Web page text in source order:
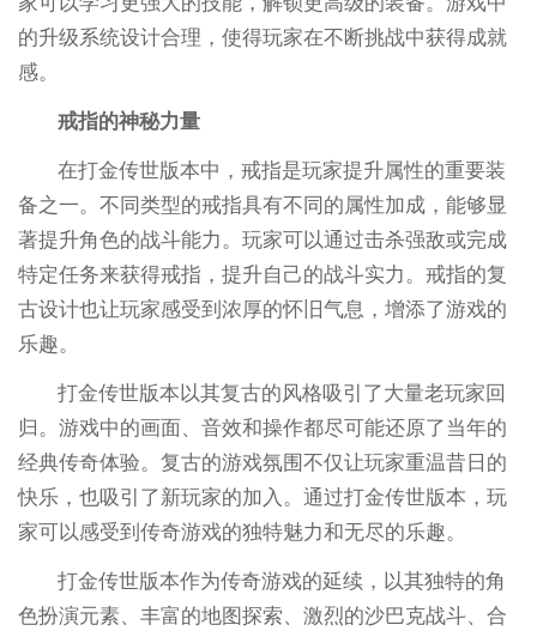
的升级系统设计合理，使得玩家在不断挑战中获得成就
感。
戒指的神秘力量
在打金传世版本中，戒指是玩家提升属性的重要装
备之一。不同类型的戒指具有不同的属性加成，能够显
著提升角色的战斗能力。玩家可以通过击杀强敌或完成
特定任务来获得戒指，提升自己的战斗实力。戒指的复
古设计也让玩家感受到浓厚的怀旧气息，增添了游戏的
乐趣。
打金传世版本以其复古的风格吸引了大量老玩家回
归。游戏中的画面、音效和操作都尽可能还原了当年的
经典传奇体验。复古的游戏氛围不仅让玩家重温昔日的
快乐，也吸引了新玩家的加入。通过打金传世版本，玩
家可以感受到传奇游戏的独特魅力和无尽的乐趣。
打金传世版本作为传奇游戏的延续，以其独特的角
色扮演元素、丰富的地图探索、激烈的沙巴克战斗、合